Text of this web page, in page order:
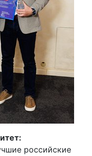
российские